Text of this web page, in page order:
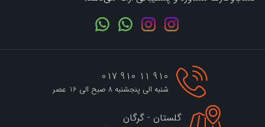
910 11 910 017
شنبه الی پنجشنبه 8 صبح الی 16 عصر
گلستان - گرگان